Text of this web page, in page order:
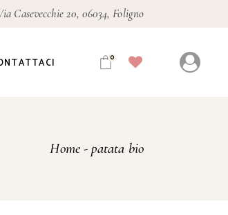
Casevecchie 20, 06034, Foligno
0
Home patata bio